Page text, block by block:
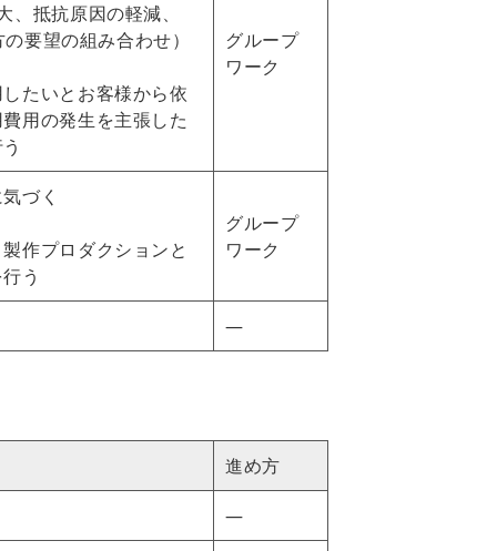
抵抗原因の軽減、
要望の組み合わせ）
たいとお客様から依
用の発生を主張した
グループ
ワーク
づく
作プロダクションと
う
グループ
ワーク
―
進め方
―